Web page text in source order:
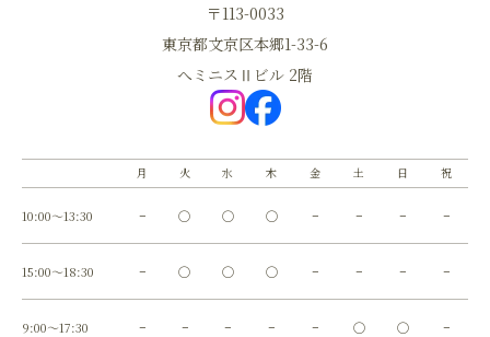
〒113-0033
東京都文京区本郷1-33-6
へミニスⅡビル 2階
月 火 水 木 金 土 日 祝
10:00～13:30 − ◯ ◯ ◯ − − − −
15:00～18:30 − ◯ ◯ ◯ − − − −
9:00～17:30 − − − − − ◯ ◯ −